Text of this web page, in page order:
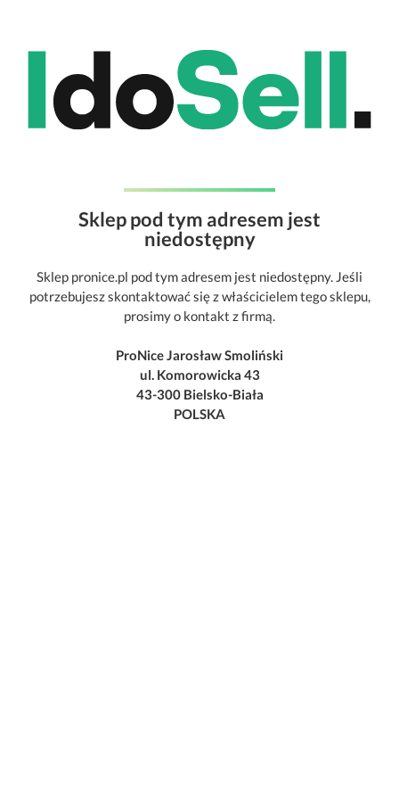
Sklep pod tym adresem jest
niedostępny
Sklep pronice.pl pod tym adresem jest niedostępny. Jeśli
potrzebujesz skontaktować się z właścicielem tego sklepu,
prosimy o kontakt z firmą.
ProNice Jarosław Smoliński
ul. Komorowicka 43
43-300 Bielsko-Biała
POLSKA